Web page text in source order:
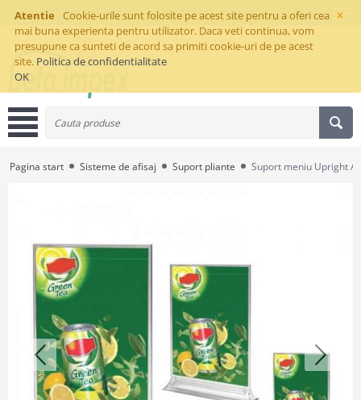
×
Atentie
Cookie-urile sunt folosite pe acest site pentru a oferi cea
mai buna experienta pentru utilizator. Daca veti continua, vom
presupune ca sunteti de acord sa primiti cookie-uri de pe acest
site. Politica de confidentialitate
OK
Pagina start Sisteme de afisaj Suport pliante Suport meniu Upright